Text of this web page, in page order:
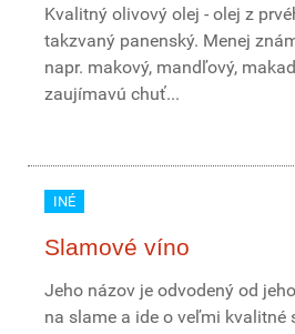
Kvalitný olivový olej - olej z
takzvaný panenský. Menej
napr. makový, mandľový,
zaujímavú chuť...
INÉ
Slamové víno
Jeho názov je odvodený od
na slame a ide o veľmi kvalitné